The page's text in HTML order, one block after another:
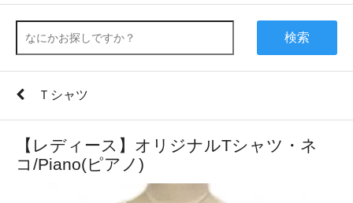
検索
Ｔシャツ
【レディース】オリジナルTシャツ・ネ
コ/Piano(ピアノ)